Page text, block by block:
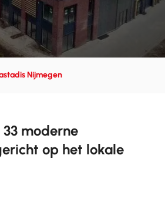
Nijmegen
moderne
op het lokale